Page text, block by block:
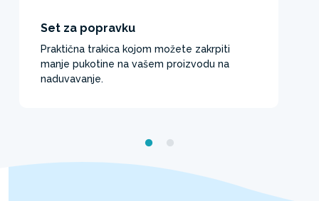
Set za popravku
Praktična trakica kojom možete zakrpiti
manje pukotine na vašem proizvodu na
naduvavanje.